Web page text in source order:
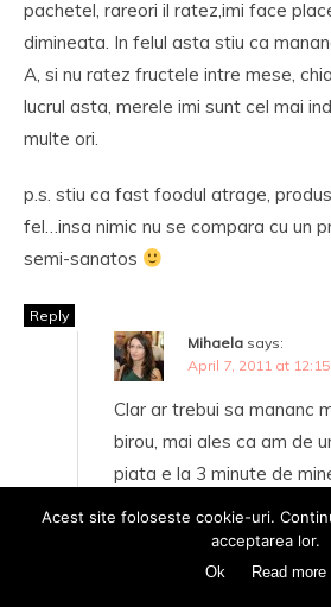
pachetel, rareori il ratez,imi face
dimineata. In felul asta stiu ca
A, si nu ratez fructele intre mese,
lucrul asta, merele imi sunt cel mai
multe ori.
p.s. stiu ca fast foodul atrage,
fel…insa nimic nu se compara cu un
semi-sanatos
Reply
Mihaela says:
April 7, 2011 at
Clar ar trebui sa mananc
birou, mai ales ca am de
piata e la 3 minute de
de acum sa mananc mai
Acest site foloseste cookie-uri.
acceptarea lor.
Ok Read more